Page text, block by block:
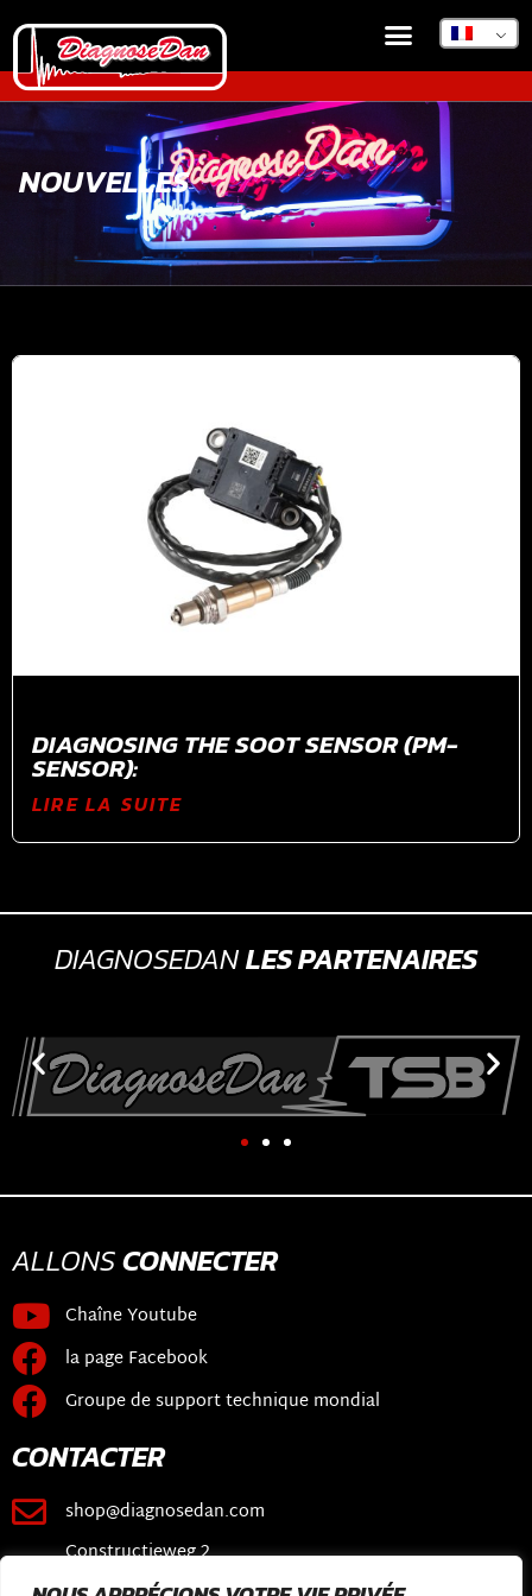
NOUVELLES
DIAGNOSING THE SOOT SENSOR (PM-
SENSOR):
LIRE LA SUITE
DIAGNOSEDANLES PARTENAIRES
ALLONSCONNECTER
Chaîne Youtube
la page Facebook
Groupe de support technique mondial
CONTACTER
shop@diagnosedan.com
Constructieweg 2
3641 SB Mijdrecht